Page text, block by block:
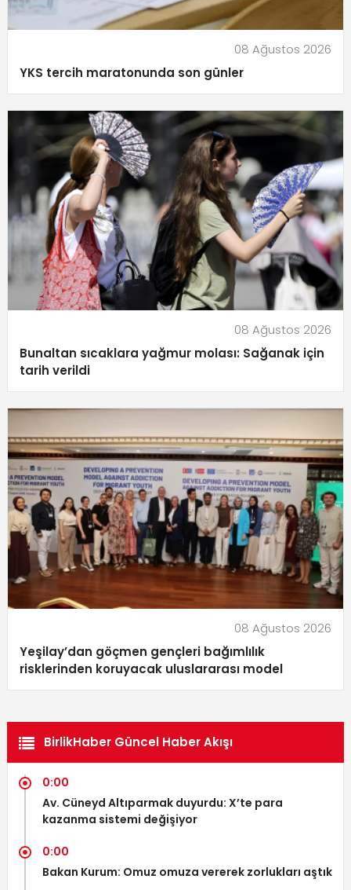
08 Ağustos 2026
YKS tercih maratonunda son günler
08 Ağustos 2026
Bunaltan sıcaklara yağmur molası: Sağanak için
tarih verildi
08 Ağustos 2026
Yeşilay’dan göçmen gençleri bağımlılık
risklerinden koruyacak uluslararası model
BirlikHaber Güncel Haber Akışı
0:00
Av. Cüneyd Altıparmak duyurdu: X’te para
kazanma sistemi değişiyor
0:00
Bakan Kurum: Omuz omuza vererek zorlukları aştık